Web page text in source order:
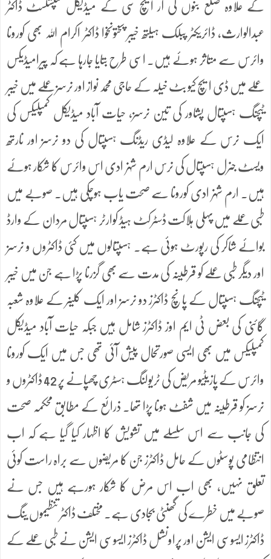
کے علاوہ ضلع بنوں کی آر ایچ سی کے میڈیکل سپشلسٹ ڈاکٹر
عبدالوارث، ڈائریکٹر پبلک ہیلتھ خیبر پختونخوا ڈاکٹر اکرام اللہ بھی کورونا
وائرس سے متاثر ہوئے ہیں. اسی طرح بتایا جارہا ہے کہ پیرامیڈیکس
عملے میں ڈی ایچ کیو بٹ خیلہ کے حاجی محمد نواز اور نرسز عملے میں خیبر
ٹیچنگ ہسپتال پشاور کی تین نرسز، حیات آباد میڈیکل کمپلیکس کی
ایک نرس کے علاوہ لیڈی ریڈنگ ہسپتال کی دو نرسز اور نارتھ
ویسٹ جنرل ہسپتال کی نرس ارم شہزادی اس وائرس کا شکار ہوئے
ہیں. ارم شہزادی کورونا سے صحت یاب ہوچکی ہیں۔ صوبے میں
طبی عملے میں پہلی ہلاکت ڈسٹرکٹ ہیڈ کوارٹر ہسپتال مردان کے وارڈ
بوائے شاکر کی رپورٹ ہوئی ہے. ہسپتالوں میں کئی ڈاکٹروں و نرسز
اور دیگر طبی عملے کو قرطینہ کی مدت سے بھی گزرنا پڑا ہے جن میں خیبر
ٹیچنگ ہسپتال کے پانچ ڈاکٹرز دو نرسز اور ایک کلینر کے علاوہ شعبہ
گائنی کی بعض ٹی ایم اوز ڈاکٹرز شامل ہیں جبکہ حیات آباد میڈیکل
کمپلیکس میں بھی ایسی صورتحال پیش آئی تھی جس میں ایک کورونا
وائرس کے پازیٹیو مریض کی ٹریولنگ ہسٹری چھپانے پر 42 ڈاکٹروں و
نرسز کو قرطینہ میں شفٹ ہونا پڑا تھا. ذرائع کے مطابق محکمہ صحت
کی جانب سے اس سلسلے میں تشویش کا اظہار کیا گیا ہے کہ اب
انتظامی پوسٹوں کے حامل ڈاکٹرز جن کا مریضوں سے براہ راست کوئی
تعلق نہیں، بھی اب اس مرض کا شکار ہورہے ہیں جس نے
صوبے میں خطرے کی گھنٹی بجادی ہے. مختلف ڈاکٹر تنظیموں ینگ
ڈاکٹرز ایسوسی ایشن اور پراونشل ڈاکٹرز ایسوسی ایشن نے طبی عملے کے